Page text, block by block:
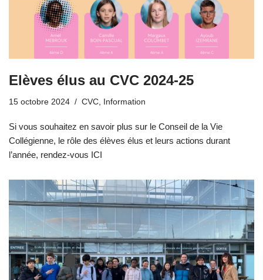
Elèves élus au CVC 2024-25
15 octobre 2024 CVC Information
Si vous souhaitez en savoir plus sur le Conseil de la Vie
Collégienne, le rôle des élèves élus et leurs actions durant
l’année, rendez-vous ICI